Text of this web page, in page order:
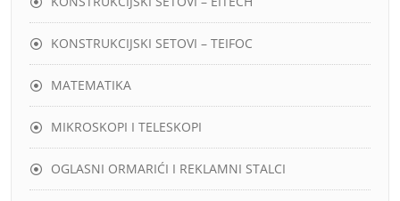
KONSTRUKCIJSKI SETOVI – TEIFOC
MATEMATIKA
MIKROSKOPI I TELESKOPI
OGLASNI ORMARIĆI I REKLAMNI STALCI